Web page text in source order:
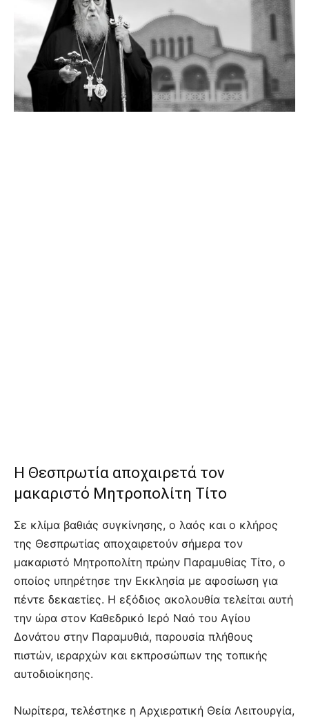
Η Θεσπρωτία αποχαιρετά τον
μακαριστό Μητροπολίτη Τίτο
Σε κλίμα βαθιάς συγκίνησης, ο λαός και ο κλήρος
της Θεσπρωτίας αποχαιρετούν σήμερα τον
μακαριστό Μητροπολίτη πρώην Παραμυθίας Τίτο, ο
οποίος υπηρέτησε την Εκκλησία με αφοσίωση για
πέντε δεκαετίες. Η εξόδιος ακολουθία τελείται αυτή
την ώρα στον Καθεδρικό Ιερό Ναό του Αγίου
Δονάτου στην Παραμυθιά, παρουσία πλήθους
πιστών, ιεραρχών και εκπροσώπων της τοπικής
αυτοδιοίκησης.
Νωρίτερα, τελέστηκε η Αρχιερατική Θεία Λειτουργία,